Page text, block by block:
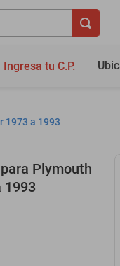
Ingresa tu C.P.
1973 a 1993
Plymouth
1993